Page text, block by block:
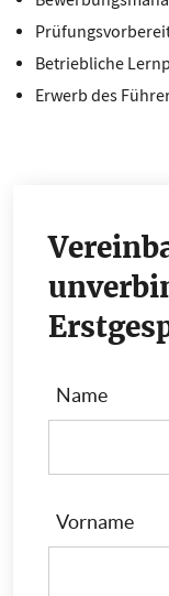
Betriebliche
Erwerb des
Name
Vorname